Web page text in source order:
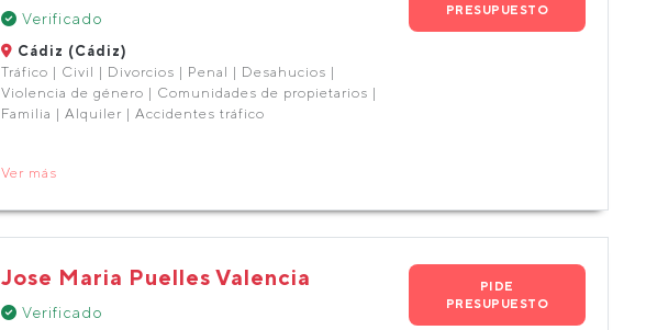
Verificado
Cádiz (Cádiz)
Tráfico | Civil | Divorcios | Penal | Desahucios |
Violencia de género | Comunidades de propietarios |
Familia | Alquiler | Accidentes tráfico
PRESUPUESTO
Ver más
Jose Maria Puelles Valencia
Verificado
PIDE
PRESUPUESTO